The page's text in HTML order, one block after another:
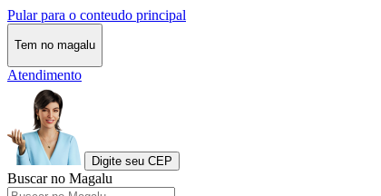
Pular para o conteudo principal
Tem no magalu
Atendimento
Digite seu CEP
Buscar no Magalu